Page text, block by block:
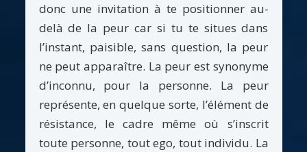
donc une invitation à te positionner au-
delà de la peur car si tu te situes dans
l’instant, paisible, sans question, la peur
ne peut apparaître. La peur est synonyme
d’inconnu, pour la personne. La peur
représente, en quelque sorte, l’élément de
résistance, le cadre même où s’inscrit
toute personne, tout ego, tout individu. La